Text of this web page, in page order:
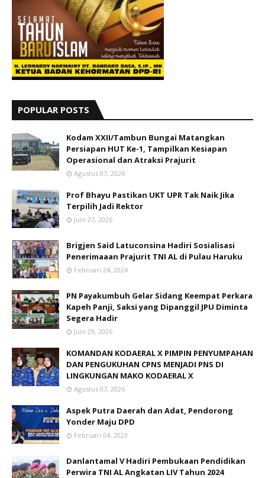
POPULAR POSTS
Kodam XXII/Tambun Bungai Matangkan
Persiapan HUT Ke-1, Tampilkan Kesiapan
Operasional dan Atraksi Prajurit
Agustus 07, 2026
Prof Bhayu Pastikan UKT UPR Tak Naik Jika
Terpilih Jadi Rektor
Juni 27, 2026
Brigjen Said Latuconsina Hadiri Sosialisasi
Penerimaaan Prajurit TNI AL di Pulau Haruku
Februari 24, 2024
PN Payakumbuh Gelar Sidang Keempat Perkara
Kapeh Panji, Saksi yang Dipanggil JPU Diminta
Segera Hadir
Juni 29, 2026
KOMANDAN KODAERAL X PIMPIN PENYUMPAHAN
DAN PENGUKUHAN CPNS MENJADI PNS DI
LINGKUNGAN MAKO KODAERAL X
Agustus 07, 2026
Aspek Putra Daerah dan Adat, Pendorong
Yonder Maju DPD
Februari 04, 2023
Danlantamal V Hadiri Pembukaan Pendidikan
Perwira TNI AL Angkatan LIV Tahun 2024